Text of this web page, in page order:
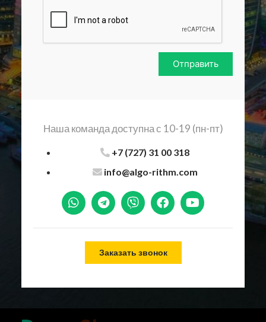
Отправить
Наша команда доступна с 10-19 (пн-пт)
+7 (727) 31 00 318
info@algo-rithm.com
Заказать звонок